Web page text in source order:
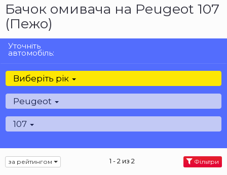
Бачок омивача на Peugeot 107
(Пежо)
Уточніть
автомобіль:
Виберіть рік
Peugeot
107
за рейтингом 1 - 2 из 2 Фільтри